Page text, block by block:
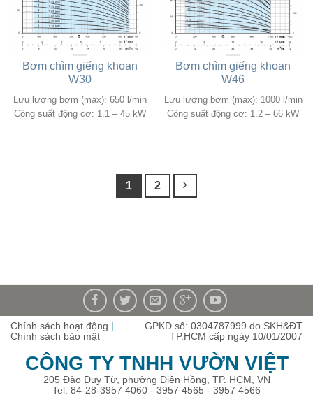
Bơm chìm giếng khoan
W30
Lưu lượng bơm (max): 650 l/min
Công suất động cơ: 1.1 – 45 kW
Bơm chìm giếng khoan
W46
Lưu lượng bơm (max): 1000 l/min
Công suất động cơ: 1.2 – 66 kW
1 2
Chính sách hoạt động |
Chính sách bảo mật
GPKD số: 0304787999 do SKH&ĐT
TP.HCM cấp ngày 10/01/2007
CÔNG TY TNHH VƯỜN VIỆT
205 Đào Duy Từ, phường Diên Hồng, TP. HCM, VN
Tel: 84-28-3957 4060 - 3957 4565 - 3957 4566